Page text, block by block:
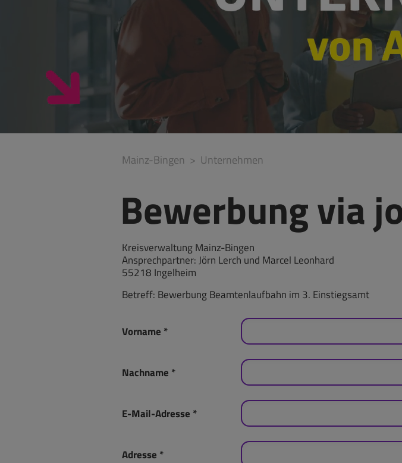
Mainz-Bingen Unternehmen
Bewerbung via
Kreisverwaltung Mainz-Bingen
Ansprechpartner: Jörn Lerch und Marcel Leonhard
55218 Ingelheim
Betreff: Bewerbung Beamtenlaufbahn im 3. Einstiegsamt
Vorname *
Nachname *
E-Mail-Adresse *
Adresse *